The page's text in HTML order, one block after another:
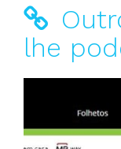
lhe